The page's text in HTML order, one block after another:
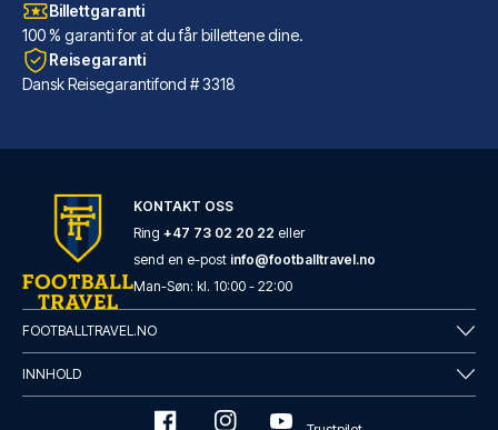
Tótem Madrid Hotel
Velger du Tótem Madrid Hotel i...
LES MER OM HOTELLET
Billettgaranti
100 % garanti for at du får billettene dine.
Reisegaranti
Dansk Reisegarantifond # 3318
KONTAKT OSS
Ring +47 73 02 20 22 eller
send en e-post info@footballtravel.no
Man-Søn: kl. 10:00 - 22:00
FOOTBALLTRAVEL.NO
INNHOLD